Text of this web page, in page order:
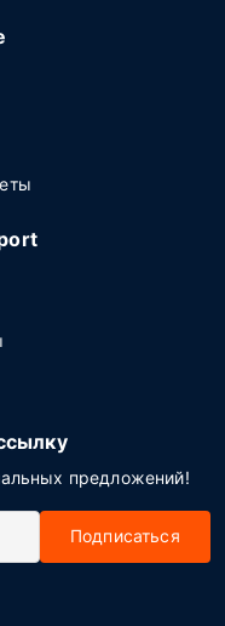
предложений!
Подписаться